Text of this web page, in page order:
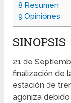
8 Resumen
9 Opiniones
SINOPSIS
21 de
finalización de
estación de
agoniza